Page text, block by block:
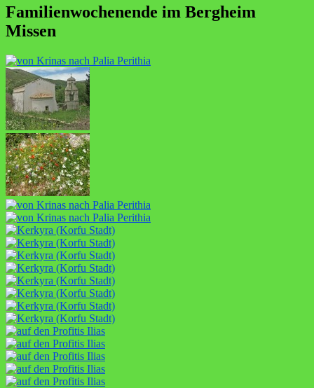
Familienwochenende im Bergheim
Missen